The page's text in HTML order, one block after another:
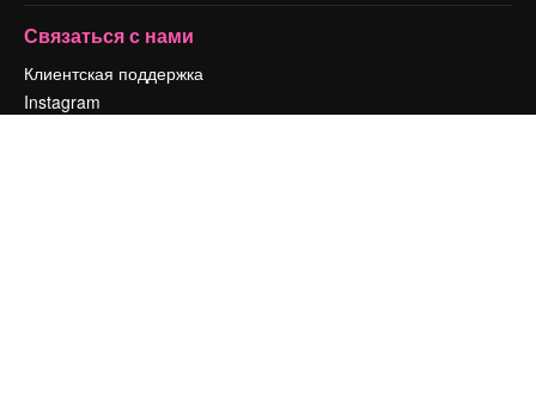
Связаться с нами
Клиентская поддержка
Instagram